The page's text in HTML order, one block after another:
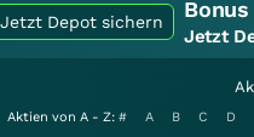
Jetzt Depot sichern
Jetzt
Aktien von A - Z: # A B C D